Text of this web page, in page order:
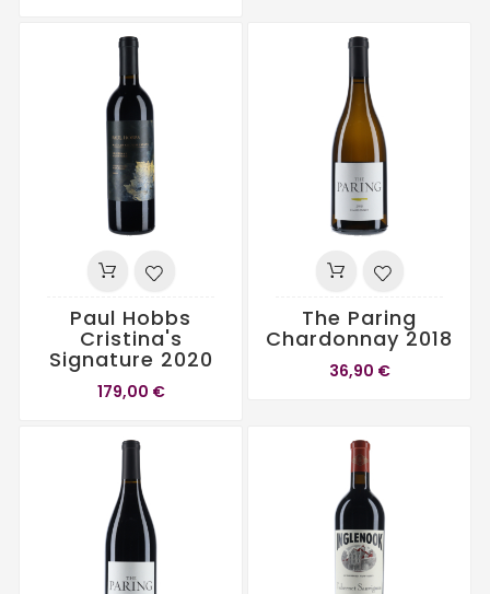
Paul Hobbs
Cristina's
Signature 2020
179,00 €
The Paring
Chardonnay 2018
36,90 €